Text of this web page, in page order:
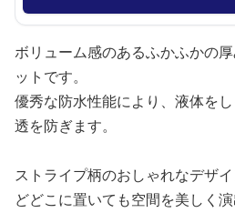
ボリューム感のあるふかふかの
ットです。
優秀な防水性能により、液体を
透を防ぎます。
ストライプ柄のおしゃれなデザ
どどこに置いても空間を美しく演